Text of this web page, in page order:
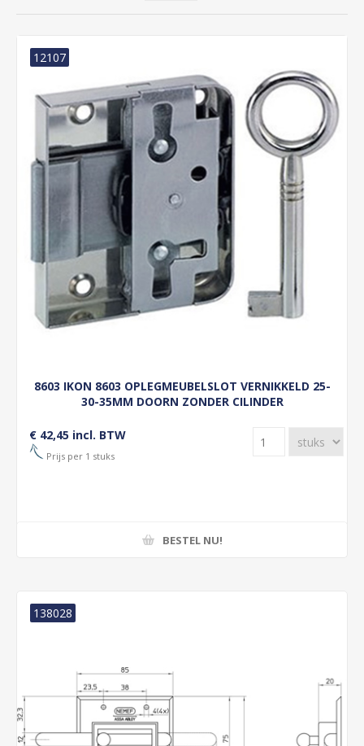
8603 IKON 8603 OPLEGMEUBELSLOT VERNIKKELD 25-
30-35MM DOORN ZONDER CILINDER
12107
€ 42,45 incl. BTW
Prijs per 1 stuks
BESTEL NU!
138028